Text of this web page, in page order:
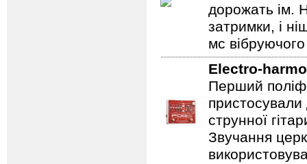
дорожать ім.
затримки, і
мс
Electro-
Перший
пристосували
струнної
Звучання